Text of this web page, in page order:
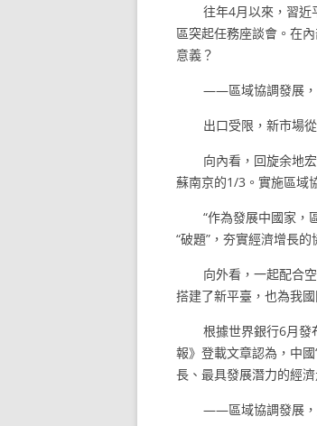
往年4月以來，習近
區突起任務座談會。在
意義？
——區域協調發展，
出口受限，新市場
向內看，回旋余地
蘇南京的1/3。實施區域
“作為發展中國家，
“破題”，夯實經濟增長
向外看，一起配合
搭建了新平臺，也為我
根據世界銀行6月發
報》登載文章認為，中
長、最具發展潛力的經濟
——區域協調發展，